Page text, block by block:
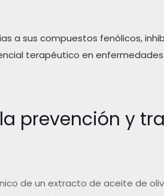
a sus compuestos fenólicos,
terapéutico en
la prevención y
de un extracto de aceite de